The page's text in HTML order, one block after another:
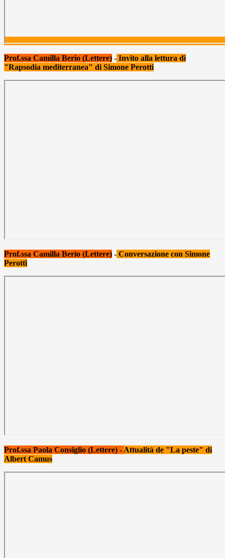
Prof.ssa Camilla Berio (Lettere) - Invito alla lettura di
"Rapsodia mediterranea" di Simone Perotti
Prof.ssa Camilla Berio (Lettere) - Conversazione con Simone
Perotti
Prof.ssa Paola Consiglio (Lettere) - Attualità de "La peste" di
Albert Camus